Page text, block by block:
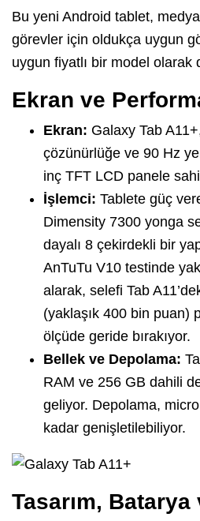
Bu yeni Android tablet,
görevler için oldukça uygun
uygun fiyatlı bir model olarak
Ekran ve
Ekran: Galaxy Tab
çözünürlüğe ve 90 Hz
inç TFT LCD panele
İşlemci: Tablete güç
Dimensity 7300 yonga
dayalı 8 çekirdekli bir
AnTuTu V10 testinde
alarak, selefi Tab
(yaklaşık 400 bin puan)
ölçüde geride bırakıyor.
Bellek ve Depolama:
RAM ve 256 GB dahili
geliyor. Depolama,
kadar genişletilebiliyor.
Tasarım, Batarya